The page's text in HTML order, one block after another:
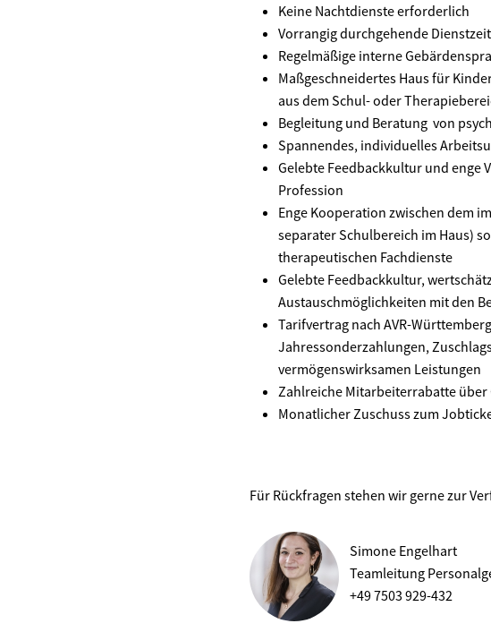
Keine Nachtdienste erforderlich
Vorrangig durchgehende
Regelmäßige interne
Maßgeschneidertes Haus für
aus dem Schul- oder
Begleitung und Beratung von
Spannendes, individuelles
Gelebte Feedbackkultur und enge
Profession
Enge Kooperation zwischen dem
separater Schulbereich im Haus)
therapeutischen Fachdienste
Gelebte Feedbackkultur,
Austauschmöglichkeiten mit den
Tarifvertrag nach AVR-
Jahressonderzahlungen,
vermögenswirksamen Leistungen
Zahlreiche Mitarbeiterrabatte
Monatlicher Zuschuss zum
Für Rückfragen stehen wir gerne zur
Simone Engelhart
Teamleitung
+49 7503 929-432